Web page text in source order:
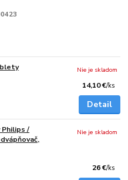
14,10 €/ks
Nie je skladom
Detail
Philips /
26 €/ks
Nie je skladom